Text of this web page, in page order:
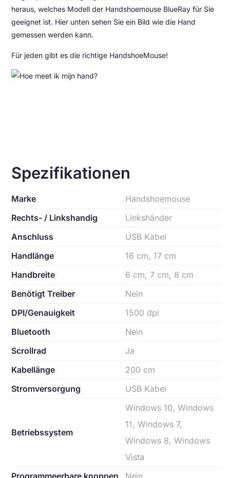
heraus, welches Modell der Handshoemouse BlueRay für Sie
geeignet ist. Hier unten sehen Sie ein Bild wie die Hand
gemessen werden kann.
Für jeden gibt es die richtige HandshoeMouse!
Spezifikationen
Marke
Handshoemouse
Rechts- / Linkshandig
Linkshänder
Anschluss
USB Kabel
Handlänge
16 cm, 17 cm
Handbreite
6 cm, 7 cm, 8 cm
Benötigt Treiber
Nein
DPI/Genauigkeit
1500 dpi
Bluetooth
Nein
Scrollrad
Ja
Kabellänge
200 cm
Stromversorgung
USB Kabel
Betriebssystem
Windows 10, Windows
11, Windows 7,
Windows 8, Windows
Vista
Programmeerbare knoppen
Nein